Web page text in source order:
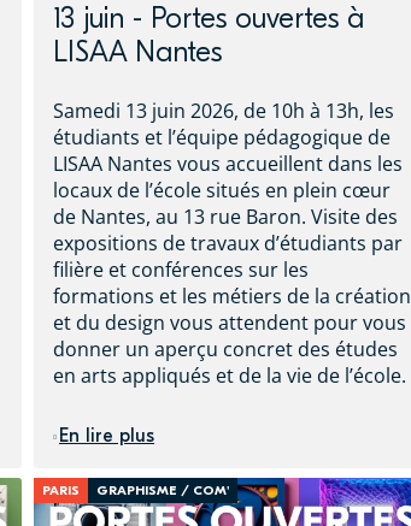
13 juin - Portes ouvertes à
LISAA Nantes
Samedi 13 juin 2026, de 10h à 13h, les
étudiants et l’équipe pédagogique de
LISAA Nantes vous accueillent dans les
locaux de l’école situés en plein cœur
de Nantes, au 13 rue Baron. Visite des
expositions de travaux d’étudiants par
filière et conférences sur les
formations et les métiers de la création
et du design vous attendent pour vous
donner un aperçu concret des études
en arts appliqués et de la vie de l’école.
En lire plus
PARIS GRAPHISME / COM'